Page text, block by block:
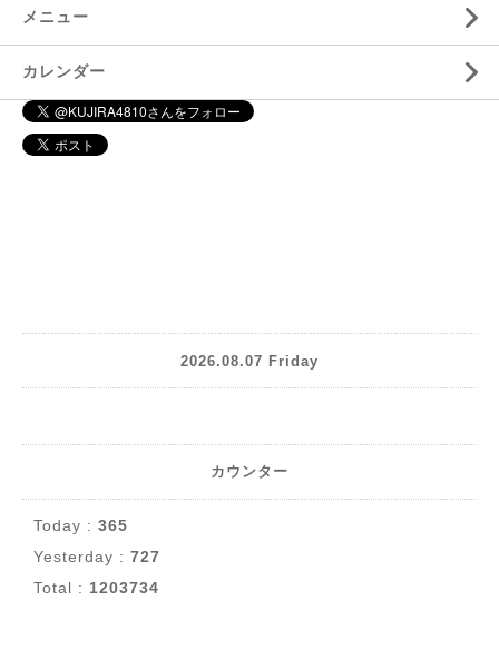
メニュー
カレンダー
2026.08.07 Friday
カウンター
Today : 365
Yesterday : 727
Total : 1203734